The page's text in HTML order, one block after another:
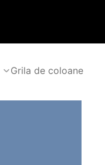
Grila de coloane